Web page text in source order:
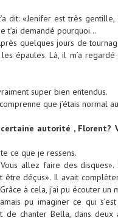
dit: «Jenifer est très gentille,
t’ai demandé pourquoi…
quelques jours de
épaules. Là, il m’a
super bien entendus.
que j’étais normal
autorité , Florent?
ce que je ressens.
allez faire des disques».
être déçus». Il avait
à cela, j’ai pu écouter un
pu imaginer ce qui
de chanter Bella, dans deux